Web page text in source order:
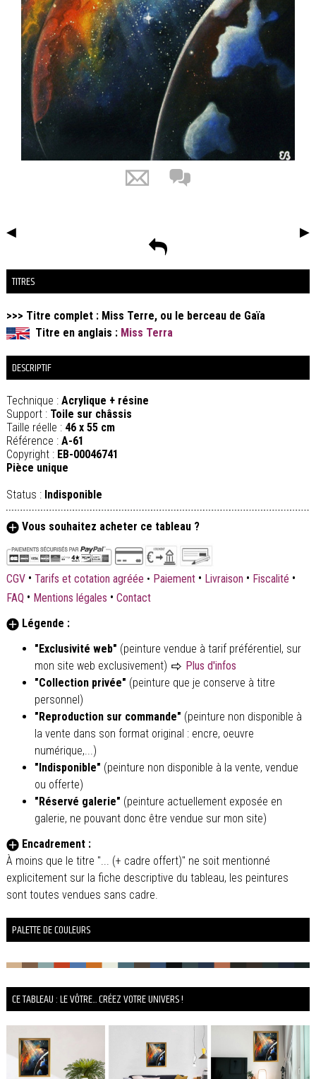
◀ ▶
TITRES
>>> Titre complet : Miss Terre, ou le berceau de Gaïa
Titre en anglais : Miss Terra
DESCRIPTIF
Technique : Acrylique + résine
Support : Toile sur châssis
Taille réelle : 46 x 55 cm
Référence : A-61
Copyright : EB-00046741
Pièce unique
Status : Indisponible
Vous souhaitez acheter ce tableau ?
CGV • Tarifs et cotation agréée • Paiement • Livraison • Fiscalité •
FAQ • Mentions légales • Contact
Légende :
"Exclusivité web" (peinture vendue à tarif préférentiel, sur
mon site web exclusivement)
Plus d'infos
"Collection privée" (peinture que je conserve à titre
personnel)
"Reproduction sur commande" (peinture non disponible à
la vente dans son format original : encre, oeuvre
numérique,...)
"Indisponible" (peinture non disponible à la vente, vendue
ou offerte)
"Réservé galerie" (peinture actuellement exposée en
galerie, ne pouvant donc être vendue sur mon site)
Encadrement :
À moins que le titre "... (+ cadre offert)" ne soit mentionné
explicitement sur la fiche descriptive du tableau, les peintures
sont toutes vendues sans cadre.
PALETTE DE COULEURS
CE TABLEAU : LE VÔTRE... CRÉEZ VOTRE UNIVERS !